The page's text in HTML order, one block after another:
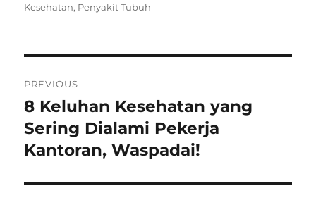
on
Kesehatan, Penyakit Tubuh
pos
PREVIOUS
Previous
post:
8 Keluhan Kesehatan yang
Sering Dialami Pekerja
Kantoran, Waspadai!